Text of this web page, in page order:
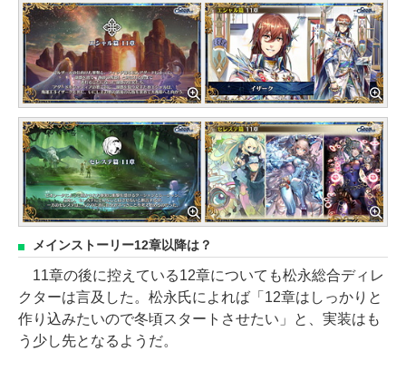
メインストーリー12章以降は？
11章の後に控えている12章についても松永総合ディレ
クターは言及した。松永氏によれば「12章はしっかりと
作り込みたいので冬頃スタートさせたい」と、実装はも
う少し先となるようだ。